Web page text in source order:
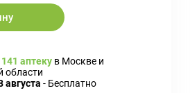
141 аптеку в Москве и
области
августа - Бесплатно